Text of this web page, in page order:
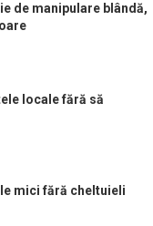
de manipulare blândă,
locale fără să
mici fără cheltuieli